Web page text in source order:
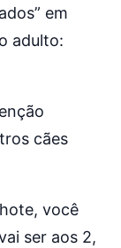
em
adulto:
cães
você
ser aos 2,